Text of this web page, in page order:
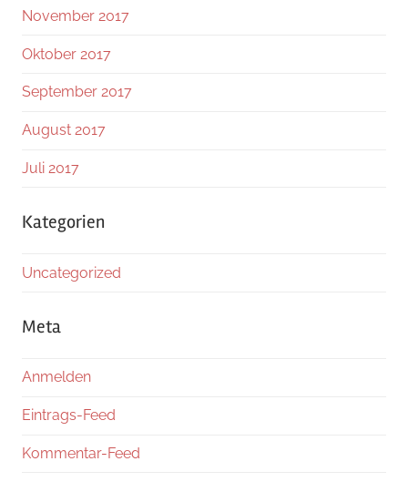
November 2017
Oktober 2017
September 2017
August 2017
Juli 2017
Kategorien
Uncategorized
Meta
Anmelden
Eintrags-Feed
Kommentar-Feed